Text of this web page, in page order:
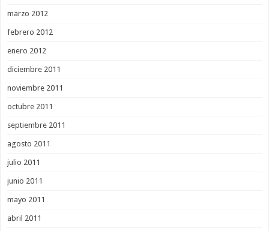
marzo 2012
febrero 2012
enero 2012
diciembre 2011
noviembre 2011
octubre 2011
septiembre 2011
agosto 2011
julio 2011
junio 2011
mayo 2011
abril 2011